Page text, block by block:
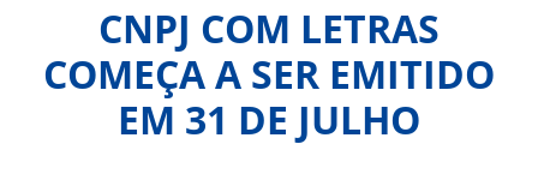
CNPJ COM LETRAS
COMEÇA A SER EMITIDO
EM 31 DE JULHO